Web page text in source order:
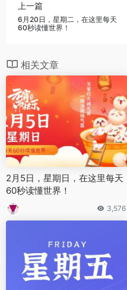
上一篇
6月20日，星期二，在这里每天
60秒读懂世界！
相关文章
2月5日，星期日，在这里每天
60秒读懂世界！
3,576